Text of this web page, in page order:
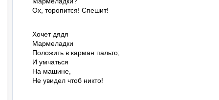
Ох, торопится! Спешит!
Хочет дядя
Мармеладки
Положить в карман пальто;
И умчаться
На машине,
Не увидел чтоб никто!